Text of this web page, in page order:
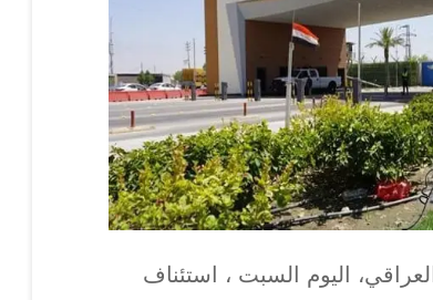
اليوم السبت ، استئناف